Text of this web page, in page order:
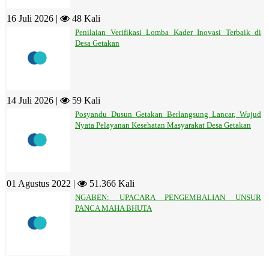
16 Juli 2026 | 48 Kali
Penilaian Verifikasi Lomba Kader Inovasi Terbaik di
Desa Getakan
14 Juli 2026 | 59 Kali
Posyandu Dusun Getakan Berlangsung Lancar, Wujud
Nyata Pelayanan Kesehatan Masyarakat Desa Getakan
01 Agustus 2022 | 51.366 Kali
NGABEN: UPACARA PENGEMBALIAN UNSUR
PANCA MAHA BHUTA